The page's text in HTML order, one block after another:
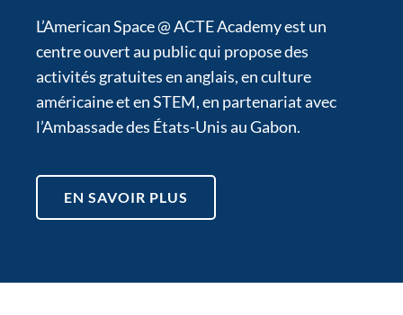
L’American Space @ ACTE Academy est un
centre ouvert au public qui propose des
activités gratuites en anglais, en culture
américaine et en STEM, en partenariat avec
l’Ambassade des États-Unis au Gabon.
EN SAVOIR PLUS